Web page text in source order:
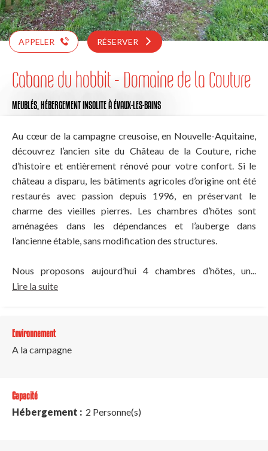
APPELER RÉSERVER
Cabane du hobbit - Domaine de la Couture
MEUBLÉS, HÉBERGEMENT INSOLITEÀ ÉVAUX-LES-BAINS
Au cœur de la campagne creusoise, en Nouvelle-Aquitaine,
découvrez l’ancien site du Château de la Couture, riche
d’histoire et entièrement rénové pour votre confort. Si le
château a disparu, les bâtiments agricoles d’origine ont été
restaurés avec passion depuis 1996, en préservant le
charme des vieilles pierres. Les chambres d’hôtes sont
aménagées dans les dépendances et l’auberge dans
l’ancienne étable, sans modification des structures.
Nous proposons aujourd’hui 4 chambres d’hôtes, un...
Lire la suite
Environnement
A la campagne
Capacité
Hébergement : 2 Personne(s)